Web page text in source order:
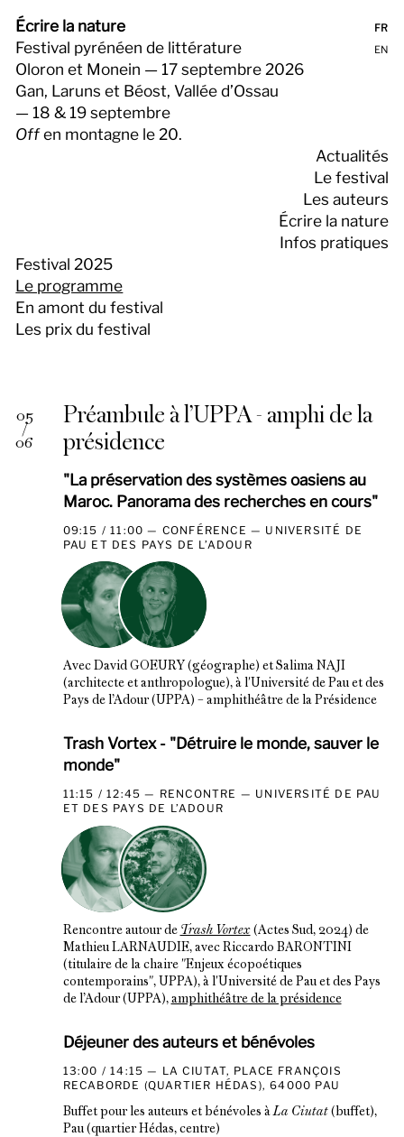
Écrire la nature
Festival pyrénéen de littérature
Oloron et Monein — 17 septembre 2026
Gan, Laruns et Béost, Vallée d’Ossau
— 18 & 19 septembre
Offen montagne le 20.
Actualités
Le festival
Les auteurs
Écrire la nature
Infos pratiques
FR
EN
Festival 2025
Le programme
En amont du festival
Les prix du festival
05
/
06
Préambule à l’UPPA - amphi de la
présidence
"La préservation des systèmes oasiens au
Maroc. Panorama des recherches en cours"
09:15 / 11:00 CONFÉRENCE
UNIVERSITÉ DE
PAU ET DES PAYS DE L’ADOUR
Avec David GOEURY (géographe) et Salima NAJI
(architecte et anthropologue), à l'Université de Pau et des
Pays de l’Adour (UPPA) – amphithéâtre de la Présidence
Trash Vortex - "Détruire le monde, sauver le
monde"
11:15 / 12:45 RENCONTRE
UNIVERSITÉ DE PAU
ET DES PAYS DE L’ADOUR
Rencontre autour de Trash Vortex(Actes Sud, 2024) de
Mathieu LARNAUDIE, avec Riccardo BARONTINI
(titulaire de la chaire "Enjeux écopoétiques
contemporains", UPPA), à l'Université de Pau et des Pays
de l’Adour (UPPA), amphithéâtre de la présidence
Déjeuner des auteurs et bénévoles
13:00 / 14:15
LA CIUTAT, PLACE FRANÇOIS
RECABORDE (QUARTIER HÉDAS), 64000 PAU
Buffet pour les auteurs et bénévoles à La Ciutat(buffet),
Pau (quartier Hédas, centre)